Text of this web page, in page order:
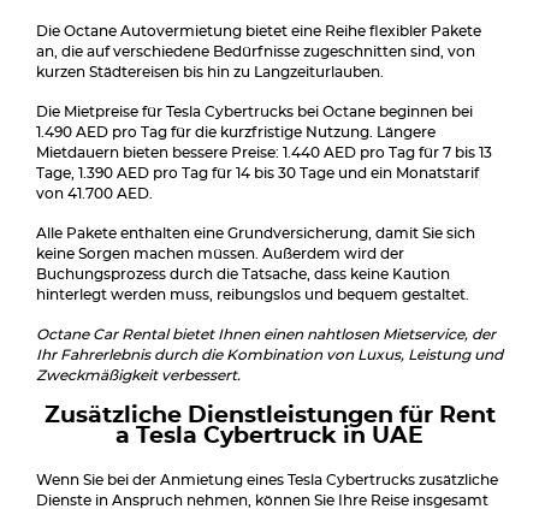
Die Octane Autovermietung bietet eine Reihe flexibler Pakete
an, die auf verschiedene Bedürfnisse zugeschnitten sind, von
kurzen Städtereisen bis hin zu Langzeiturlauben.
Die Mietpreise für Tesla Cybertrucks bei Octane beginnen bei
1.490 AED pro Tag für die kurzfristige Nutzung. Längere
Mietdauern bieten bessere Preise: 1.440 AED pro Tag für 7 bis 13
Tage, 1.390 AED pro Tag für 14 bis 30 Tage und ein Monatstarif
von 41.700 AED.
Alle Pakete enthalten eine Grundversicherung, damit Sie sich
keine Sorgen machen müssen. Außerdem wird der
Buchungsprozess durch die Tatsache, dass keine Kaution
hinterlegt werden muss, reibungslos und bequem gestaltet.
Octane Car Rental bietet Ihnen einen nahtlosen Mietservice, der
Ihr Fahrerlebnis durch die Kombination von Luxus, Leistung und
Zweckmäßigkeit verbessert.
Zusätzliche Dienstleistungen für Rent
a Tesla Cybertruck in UAE
Wenn Sie bei der Anmietung eines Tesla Cybertrucks zusätzliche
Dienste in Anspruch nehmen, können Sie Ihre Reise insgesamt